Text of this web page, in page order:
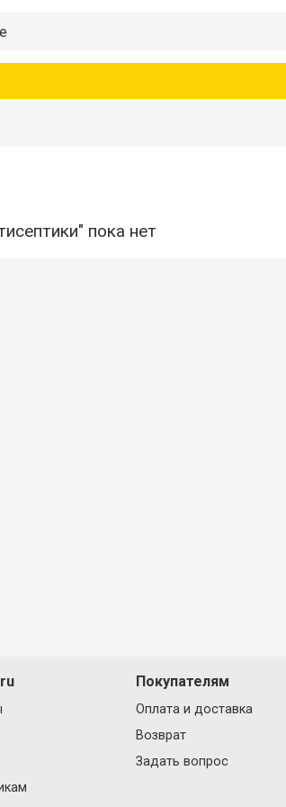
пока нет
Покупателям
Оплата и доставка
Возврат
Задать вопрос